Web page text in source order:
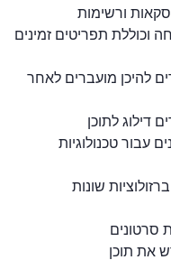
ורשימות
וכוללת תפריטים זמינים
להיכן מועברים לאחר
דילוג לתוכן
עבור טכנולוגיות
שונות
סרטונים